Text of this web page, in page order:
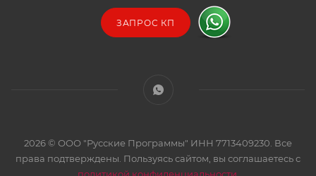
ЗАПРОС КП
2026 © ООО "Русские Программы" ИНН 7713409230. Все
права подтверждены. Пользуясь сайтом, вы соглашаетесь с